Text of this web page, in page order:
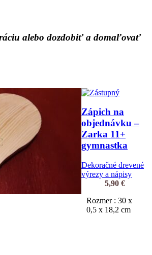
alebo dozdobiť a domaľovať
Zápich na
objednávku –
Zarka 11+
gymnastka
Dekoračné drevené
výrezy a nápisy
5,90 €
Rozmer : 30 x
0,5 x 18,2 cm